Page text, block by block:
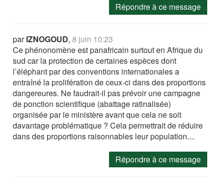
Répondre à ce message
parIZNOGOUD,8 juin 10:23
Ce phénonomène est panafricain surtout en Afrique du
sud car la protection de certaines espèces dont
l’éléphant par des conventions internationales a
entraîné la prolifération de ceux-ci dans des proportions
dangereures. Ne faudrait-il pas prévoir une campagne
de ponction scientifique (abattage ratinalisée)
organisée par le ministère avant que cela ne soit
davantage problématique ? Cela permettrait de réduire
dans des proportions raisonnables leur population....
Répondre à ce message